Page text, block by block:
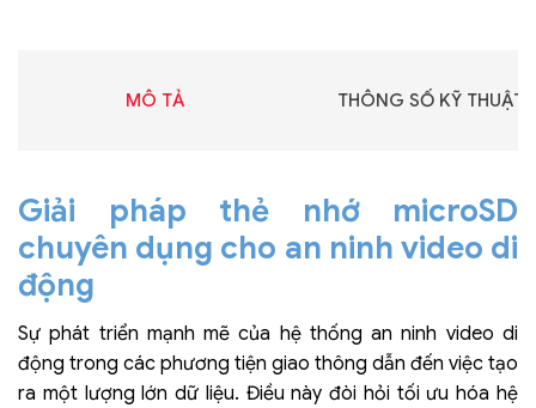
MÔ TẢ THÔNG SỐ KỸ THUẬT
Giải pháp thẻ nhớ microSD
chuyên dụng cho an ninh video di
động
Sự phát triển mạnh mẽ của hệ thống an ninh video di
động trong các phương tiện giao thông dẫn đến việc tạo
ra một lượng lớn dữ liệu. Điều này đòi hỏi tối ưu hóa hệ